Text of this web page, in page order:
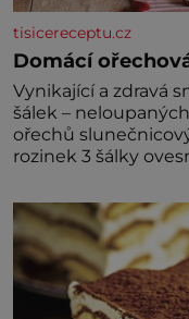
tisicereceptu.cz
Domácí
Vynikající a zdravá snídaně je
šálek –
ořechů
rozinek 3 šálky